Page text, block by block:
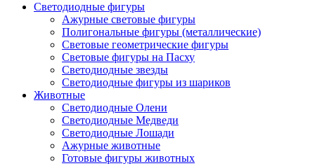
Светодиодные фигуры
Ажурные световые фигуры
Полигональные фигуры (металлические)
Световые геометрические фигуры
Световые фигуры на Пасху
Светодиодные звезды
Светодиодные фигуры из шариков
Животные
Светодиодные Олени
Светодиодные Медведи
Светодиодные Лошади
Ажурные животные
Готовые фигуры животных